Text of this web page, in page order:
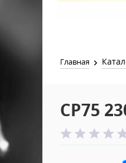
Главная
CP75